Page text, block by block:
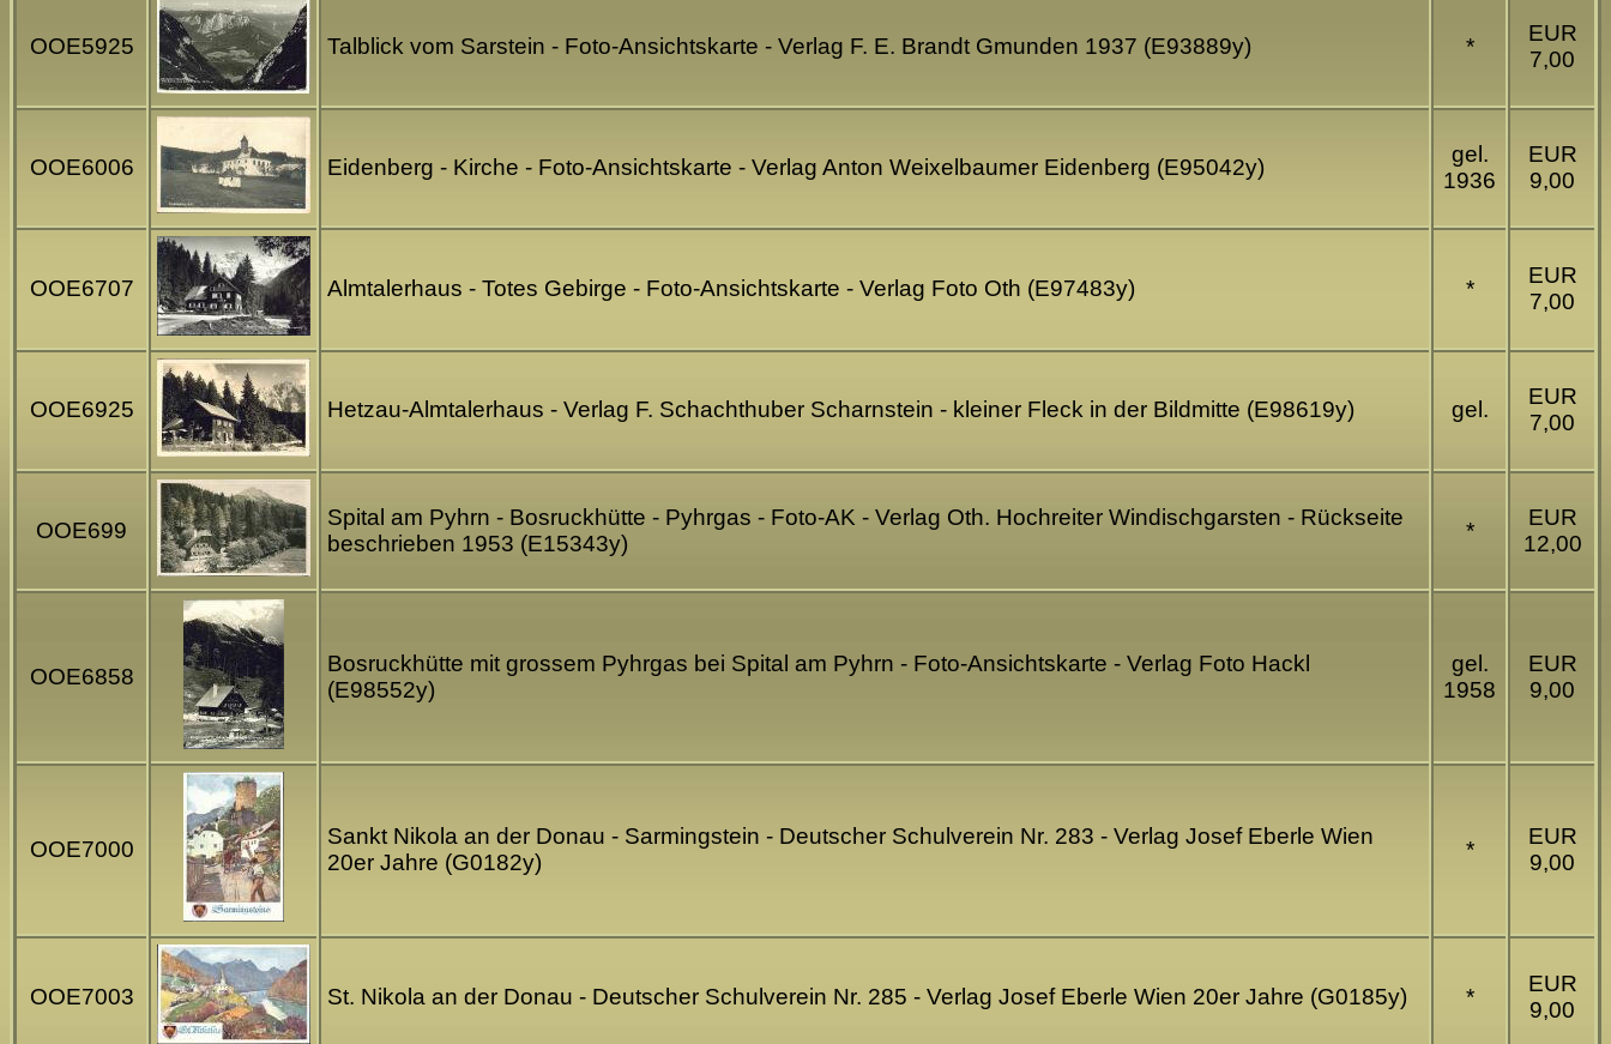
OOE5925 Talblick vom Sarstein - Foto-Ansichtskarte - Verlag F. E. Brandt Gmunden 1937 (E93889y) *
EUR
7,00
OOE6006 Eidenberg - Kirche - Foto-Ansichtskarte - Verlag Anton Weixelbaumer Eidenberg (E95042y)
gel.
1936
EUR
9,00
OOE6707 Almtalerhaus - Totes Gebirge - Foto-Ansichtskarte - Verlag Foto Oth (E97483y) *
EUR
7,00
OOE6925 Hetzau-Almtalerhaus - Verlag F. Schachthuber Scharnstein - kleiner Fleck in der Bildmitte (E98619y) gel.
EUR
7,00
OOE699
Spital am Pyhrn - Bosruckhütte - Pyhrgas - Foto-AK - Verlag Oth. Hochreiter Windischgarsten - Rückseite
beschrieben 1953 (E15343y)
*
EUR
12,00
OOE6858
Bosruckhütte mit grossem Pyhrgas bei Spital am Pyhrn - Foto-Ansichtskarte - Verlag Foto Hackl
(E98552y)
gel.
1958
EUR
9,00
OOE7000
Sankt Nikola an der Donau - Sarmingstein - Deutscher Schulverein Nr. 283 - Verlag Josef Eberle Wien
20er Jahre (G0182y)
*
EUR
9,00
OOE7003 St. Nikola an der Donau - Deutscher Schulverein Nr. 285 - Verlag Josef Eberle Wien 20er Jahre (G0185y) *
EUR
9,00